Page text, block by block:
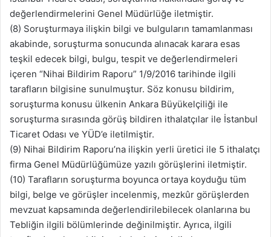
değerlendirmelerini Genel Müdürlüğe iletmiştir.
(8) Soruşturmaya ilişkin bilgi ve bulguların tamamlanması
akabinde, soruşturma sonucunda alınacak karara esas
teşkil edecek bilgi, bulgu, tespit ve değerlendirmeleri
içeren “Nihai Bildirim Raporu” 1/9/2016 tarihinde ilgili
tarafların bilgisine sunulmuştur. Söz konusu bildirim,
soruşturma konusu ülkenin Ankara Büyükelçiliği ile
soruşturma sırasında görüş bildiren ithalatçılar ile İstanbul
Ticaret Odası ve YÜD’e iletilmiştir.
(9) Nihai Bildirim Raporu’na ilişkin yerli üretici ile 5 ithalatçı
firma Genel Müdürlüğümüze yazılı görüşlerini iletmiştir.
(10) Tarafların soruşturma boyunca ortaya koyduğu tüm
bilgi, belge ve görüşler incelenmiş, mezkûr görüşlerden
mevzuat kapsamında değerlendirilebilecek olanlarına bu
Tebliğin ilgili bölümlerinde değinilmiştir. Ayrıca, ilgili